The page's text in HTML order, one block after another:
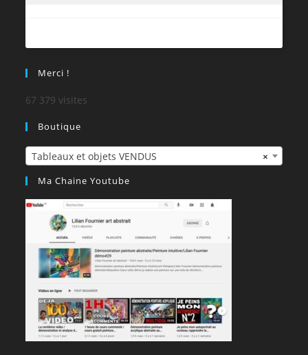
Merci !
67 379 visites
Boutique
×
Tableaux et objets VENDUS
Ma Chaine Youtube